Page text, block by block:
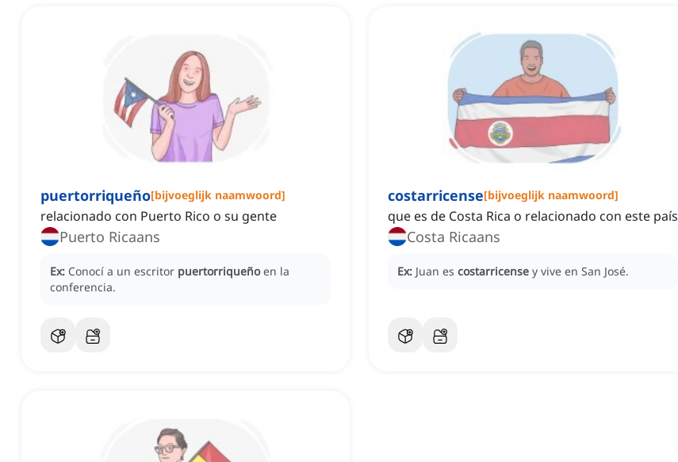
puertorriqueño[bijvoeglijk naamwoord]
relacionado con Puerto Rico o su gente
Puerto Ricaans
Ex: Conocí a un escritor puertorriqueño en la
conferencia.
costarricense[bijvoeglijk naamwoord]
que es de Costa Rica o relacionado con este país
Costa Ricaans
Ex: Juan es costarricense y vive en San José.